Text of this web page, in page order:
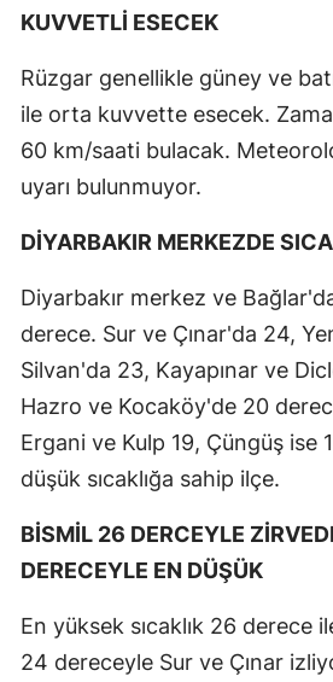
KUVVETLİ ESECEK
Rüzgar genellikle güney ve
ile orta kuvvette esecek.
60 km/saati bulacak.
uyarı bulunmuyor.
DİYARBAKIR MERKEZDE
Diyarbakır merkez ve
derece. Sur ve Çınar'da 24,
Silvan'da 23, Kayapınar ve
Hazro ve Kocaköy'de 20
Ergani ve Kulp 19, Çüngüş ise
düşük sıcaklığa sahip ilçe.
BİSMİL 26 DERCEYLE
DERECEYLE EN DÜŞÜK
En yüksek sıcaklık 26 derece
24 dereceyle Sur ve Çınar